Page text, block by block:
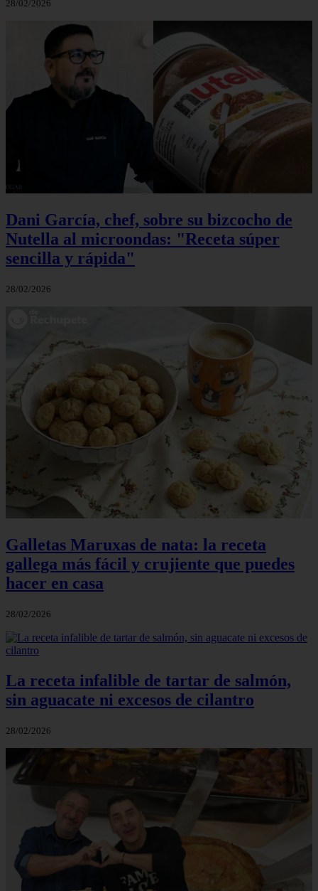
28/02/2026
Dani García, chef, sobre su bizcocho de
Nutella al microondas: "Receta súper
sencilla y rápida"
28/02/2026
Galletas Maruxas de nata: la receta
gallega más fácil y crujiente que puedes
hacer en casa
28/02/2026
La receta infalible de tartar de salmón,
sin aguacate ni excesos de cilantro
28/02/2026